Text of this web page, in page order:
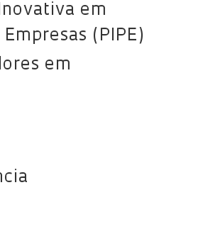
em
(PIPE)
em